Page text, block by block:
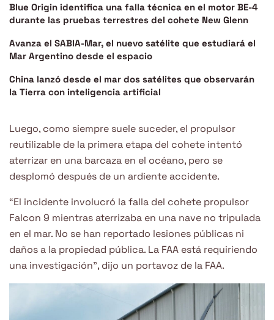
Blue Origin identifica una falla técnica en el motor BE-4
durante las pruebas terrestres del cohete New Glenn
Avanza el SABIA-Mar, el nuevo satélite que estudiará el
Mar Argentino desde el espacio
China lanzó desde el mar dos satélites que observarán
la Tierra con inteligencia artificial
Luego, como siempre suele suceder, el propulsor
reutilizable de la primera etapa del cohete intentó
aterrizar en una barcaza en el océano, pero se
desplomó después de un ardiente accidente.
“El incidente involucró la falla del cohete propulsor
Falcon 9 mientras aterrizaba en una nave no tripulada
en el mar. No se han reportado lesiones públicas ni
daños a la propiedad pública. La FAA está requiriendo
una investigación”, dijo un portavoz de la FAA.